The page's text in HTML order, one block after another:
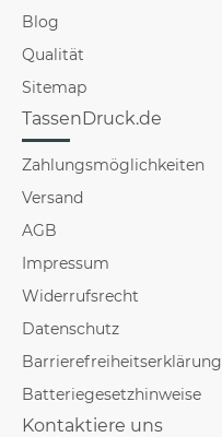
Blog
Qualität
Sitemap
TassenDruck.de
Zahlungsmöglichkeiten
Versand
AGB
Impressum
Widerrufsrecht
Datenschutz
Barrierefreiheitserklärung
Batteriegesetzhinweise
Kontaktiere uns